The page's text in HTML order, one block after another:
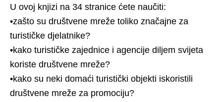
U ovoj knjizi na 34 stranice ćete naučiti:
•zašto su društvene mreže toliko značajne za
turističke djelatnike?
•kako turističke zajednice i agencije diljem svijeta
koriste društvene mreže?
•kako su neki domaći turistički objekti iskoristili
društvene mreže za promociju?